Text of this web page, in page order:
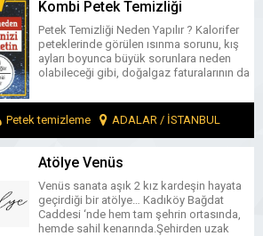
Kombi Petek Temizliği
Petek Temizliği Neden Yapılır ? Kalorifer
peteklerinde görülen ısınma sorunu, kış
ayları boyunca büyük sorunlara neden
olabileceği gibi, doğalgaz faturalarının da
Birçok farklı nedenden ötürü, kalorifer
peteklerinde ısınma sorunu
yaşanabileceği gibi; bu sorunların başında
kombi ile ilgili arızalar, peteklerin havasının
alınmamış olması ve kalorifer petekleri
için bakım yapılmamış olması gelir. […]
Petek temizleme ADALAR / İSTANBUL
Atölye Venüs
Venüs sanata aşık 2 kız kardeşin hayata
geçirdiği bir atölye… Kadıköy Bağdat
Caddesi ‘nde hem tam şehrin ortasında,
hemde sahil kenarında.Şehirden uzak